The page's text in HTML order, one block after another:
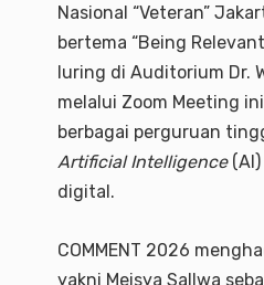
Nasional “Veteran”
bertema “Being
luring di Auditorium Dr.
melalui Zoom Meeting
berbagai perguruan
Artificial Intelligence(AI)
digital.
COMMENT 2026
yakni Meisya Sallwa